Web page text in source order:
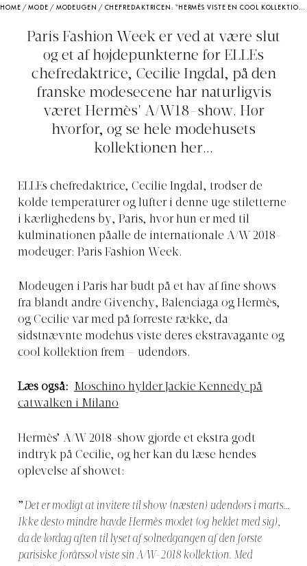
HOME /MODE / MODEUGEN / CHEFREDAKTRICEN: “HERMÈS VISTE EN COOL KOLLEKTION MED LÆDER I OVERFLOD”
Paris Fashion Week er ved at være slut
og et af højdepunkterne for ELLEs
chefredaktrice, Cecilie Ingdal, på den
franske modesecene har naturligvis
været Hermès' A/W18-show. Hør
hvorfor, og se hele modehusets
kollektionen her...
ELLEs chefredaktrice, Cecilie Ingdal, trodser de
kolde temperaturer og lufter i denne uge stiletterne
i kærlighedens by, Paris, hvor hun er med til
kulminationen påalle de internationale A/W 2018-
modeuger: Paris Fashion Week.
Modeugen i Paris har budt på et hav af fine shows
fra blandt andre Givenchy, Balenciaga og Hermès,
og Cecilie var med på forreste række, da
sidstnævnte modehus viste deres ekstravagante og
cool kollektion frem – udendørs.
Læs også: Moschino hylder Jackie Kennedy på
catwalken i Milano
Hermès’ A/W 2018-show gjorde et ekstra godt
indtryk på Cecilie, og her kan du læse hendes
oplevelse af showet:
”Det er modigt at invitere til show (næsten) udendørs i marts…
Ikke desto mindre havde Hermès modet (og heldet med sig),
da de lørdag aften til lyset af solnedgangen af den første
parisiske forårssol viste sin A/W-2018 kollektion. Med